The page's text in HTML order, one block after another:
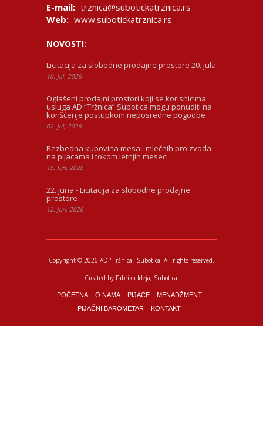
E-mail: trznica@subotickatrznica.rs
Web: www.subotickatrznica.rs
NOVOSTI:
Licitacija za slobodne prodajne prostore 20. jula
10. Jul, 2026
Oglašeni prodajni prostori koji se korisnicima
usluga AD “Tržnica” Subotica mogu ponuditi na
korišćenje postupkom neposredne pogodbe
02. Jul, 2026
Bezbedna kupovina mesa i mlečnih proizvoda
na pijacama i tokom letnjih meseci
15. Jun, 2026
22. juna - Licitacija za slobodne prodajne
prostore
12. Jun, 2026
Copyright © 2026 AD "Tržnica" Subotica. All rights reserved.
Created by Fabrika Ideja, Subotica.
POČETNA O NAMA PIJACE
MENADŽMENT
PIJAČNI BAROMETAR
KONTAKT